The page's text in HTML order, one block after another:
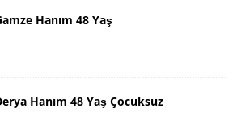
Hanım 48 Yaş
Hanım 48 Yaş Çocuksuz